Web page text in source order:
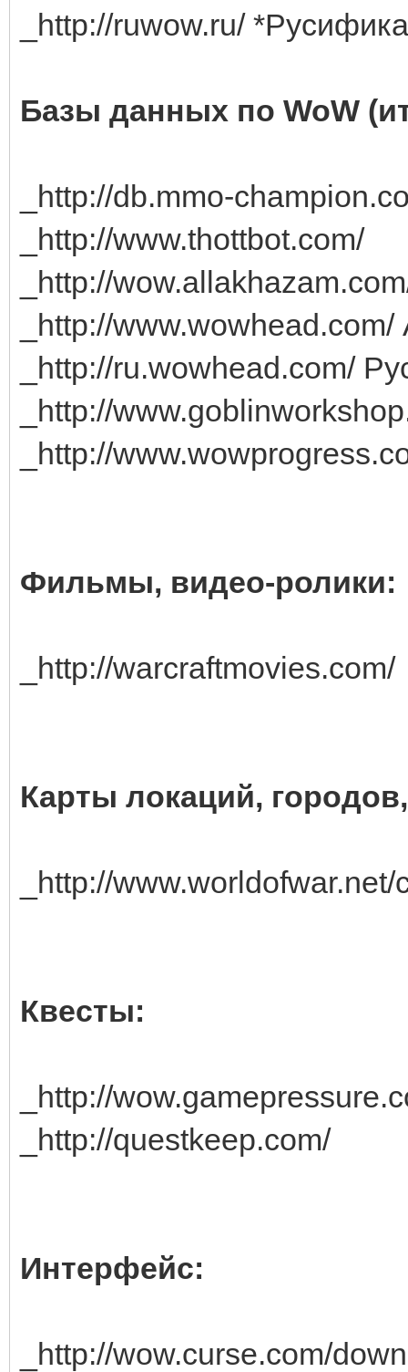
_http://ruwow.ru/
Базы данных по WoW
_http://db.mmo-
_http://www.thottbot.com/
_http://
_http://www.wowhead.com/
_http://ru.wowhead.com/
_http://
_http://
Фильмы, видео-ролики:
_http://warcraftmovies.com/
Карты локаций,
_http://
Квесты:
_http://
_http://questkeep.com/
Интерфейс:
_http://wow.curse.com/